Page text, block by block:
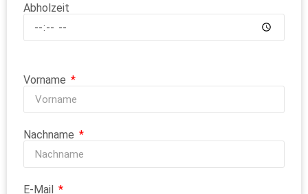
Abholzeit
Vorname
Nachname
E-Mail